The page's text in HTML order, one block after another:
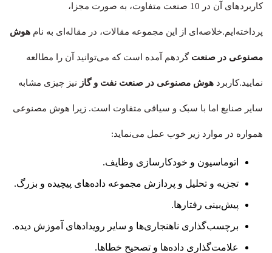
کاربردهای آن در 10 صنعت متفاوت، به صورت مجزا،
پرداخته‌ایم.خلاصه‌ای از این مجموعه مقالات، در مقاله‌ای به نام هوش
مصنوعی در صنعت گردهم آمده است که می‌توانید آن را مطالعه
نمایید.کاربرد هوش مصنوعی در صنعت نفت و گاز نیز چیزی مشابه
سایر صنایع اما با سبک و سیاقی متفاوت است. زیرا هوش مصنوعی
همواره در موارد زیر خوب عمل می‌نماید:
اتوماسیون و خودکارسازی وظایف.
تجزیه و تحلیل و پردازش مجموعه داده‌های پیچیده و بزرگ.
پیش‌بینی رفتارها.
برچسب‌گذاری ناهنجاری‌ها و سایر رویدادهای آموزش دیده.
علامت‌گذاری داده‌ها و تصحیح خطاها.